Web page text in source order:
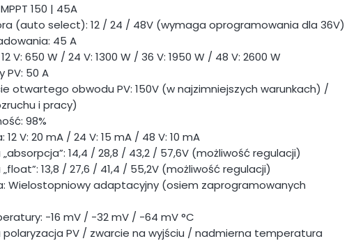
150 | 45A
(auto select): 12 / 24 / 48V (wymaga oprogramowania dla 36V)
45 A
V: 650 W / 24 V: 1300 W / 36 V: 1950 W / 48 V: 2600 W
PV: 50 A
otwartego obwodu PV: 150V (w najzimniejszych warunkach) /
i pracy)
98%
V: 20 mA / 24 V: 15 mA / 48 V: 10 mA
14,4 / 28,8 / 43,2 / 57,6V (możliwość regulacji)
13,8 / 27,6 / 41,4 / 55,2V (możliwość regulacji)
Wielostopniowy adaptacyjny (osiem zaprogramowanych
-16 mV / -32 mV / -64 mV °C
PV / zwarcie na wyjściu / nadmierna temperatura